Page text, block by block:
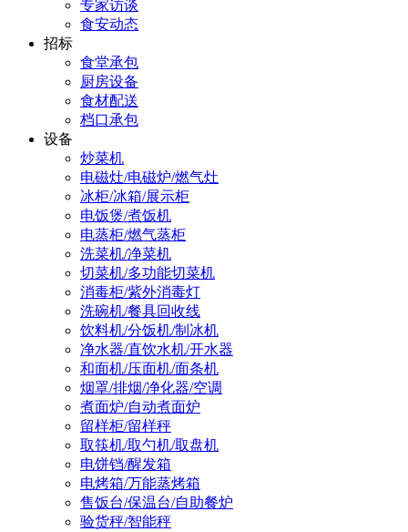
专家访谈
食安动态
招标
食堂承包
厨房设备
食材配送
档口承包
设备
炒菜机
电磁灶/电磁炉/燃气灶
冰柜/冰箱/展示柜
电饭煲/煮饭机
电蒸柜/燃气蒸柜
洗菜机/净菜机
切菜机/多功能切菜机
消毒柜/紫外消毒灯
洗碗机/餐具回收线
饮料机/分饭机/制冰机
净水器/直饮水机/开水器
和面机/压面机/面条机
烟罩/排烟/净化器/空调
煮面炉/自动煮面炉
留样柜/留样秤
取筷机/取勺机/取盘机
电饼铛/醒发箱
电烤箱/万能蒸烤箱
售饭台/保温台/自助餐炉
验货秤/智能秤